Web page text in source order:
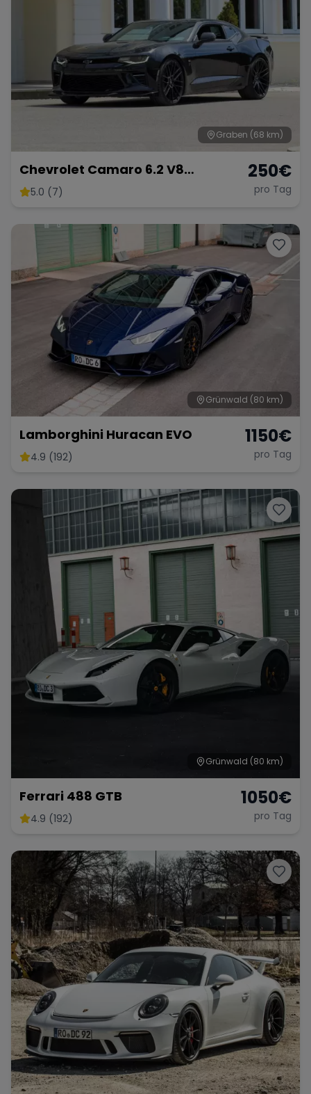
Graben (68 km)
Chevrolet Camaro 6.2 V8
Customkingz
5.0 (7)
250€
pro Tag
Grünwald (80 km)
Lamborghini Huracan EVO
4.9 (192)
1150€
pro Tag
Grünwald (80 km)
Ferrari 488 GTB
4.9 (192)
1050€
pro Tag